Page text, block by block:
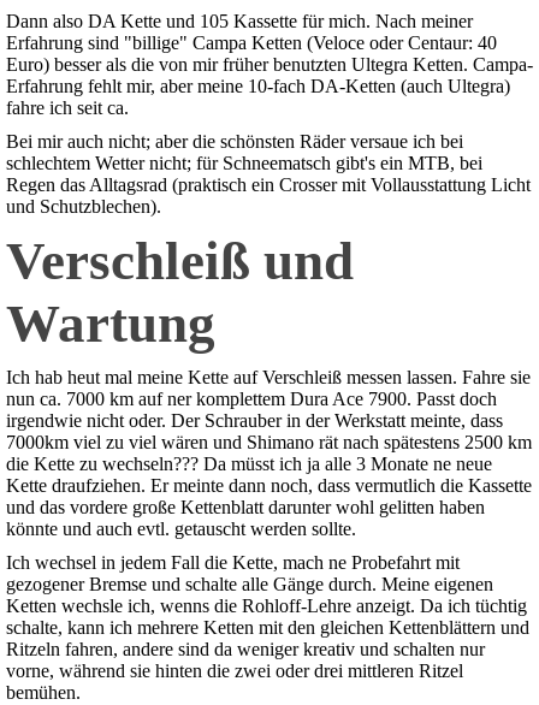
Dann also DA Kette und 105 Kassette für mich. Nach meiner
Erfahrung sind "billige" Campa Ketten (Veloce oder Centaur: 40
Euro) besser als die von mir früher benutzten Ultegra Ketten. Campa-
Erfahrung fehlt mir, aber meine 10-fach DA-Ketten (auch Ultegra)
fahre ich seit ca.
Bei mir auch nicht; aber die schönsten Räder versaue ich bei
schlechtem Wetter nicht; für Schneematsch gibt's ein MTB, bei
Regen das Alltagsrad (praktisch ein Crosser mit Vollausstattung Licht
und Schutzblechen).
Verschleiß und
Wartung
Ich hab heut mal meine Kette auf Verschleiß messen lassen. Fahre sie
nun ca. 7000 km auf ner komplettem Dura Ace 7900. Passt doch
irgendwie nicht oder. Der Schrauber in der Werkstatt meinte, dass
7000km viel zu viel wären und Shimano rät nach spätestens 2500 km
die Kette zu wechseln??? Da müsst ich ja alle 3 Monate ne neue
Kette draufziehen. Er meinte dann noch, dass vermutlich die Kassette
und das vordere große Kettenblatt darunter wohl gelitten haben
könnte und auch evtl. getauscht werden sollte.
Ich wechsel in jedem Fall die Kette, mach ne Probefahrt mit
gezogener Bremse und schalte alle Gänge durch. Meine eigenen
Ketten wechsle ich, wenns die Rohloff-Lehre anzeigt. Da ich tüchtig
schalte, kann ich mehrere Ketten mit den gleichen Kettenblättern und
Ritzeln fahren, andere sind da weniger kreativ und schalten nur
vorne, während sie hinten die zwei oder drei mittleren Ritzel
bemühen.